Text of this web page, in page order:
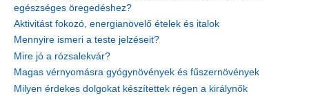
egészséges öregedéshez?
Aktivitást fokozó, energianövelő ételek és italok
Mennyire ismeri a teste jelzéseit?
Mire jó a rózsalekvár?
Magas vérnyomásra gyógynövények és fűszernövények
Milyen érdekes dolgokat készítettek régen a királynők